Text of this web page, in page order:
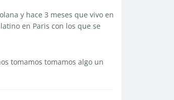
y hace 3 meses que vivo en
en Paris con los que se
tomamos tomamos algo un